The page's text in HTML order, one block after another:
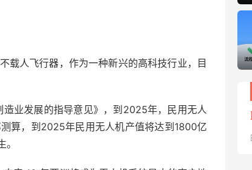
载人飞行器，作为一种新兴的高科技行业，目
业发展的指导意见》，到2025年，民用无人
算，到2025年民用无人机产值将达到1800亿